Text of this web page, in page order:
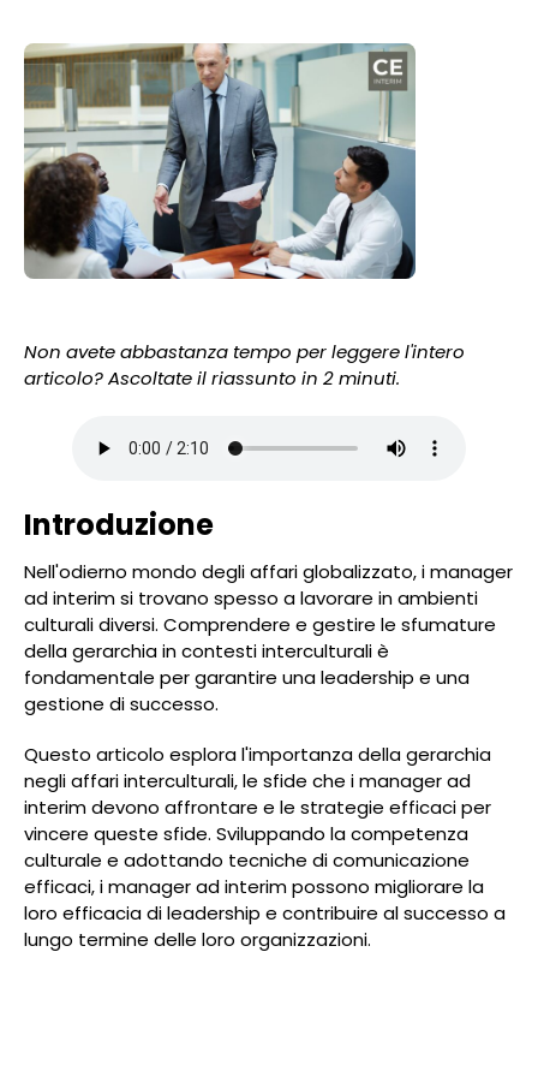
Non avete abbastanza tempo per leggere l'intero
articolo? Ascoltate il riassunto in 2 minuti.
Introduzione
Nell'odierno mondo degli affari globalizzato, i manager
ad interim si trovano spesso a lavorare in ambienti
culturali diversi. Comprendere e gestire le sfumature
della gerarchia in contesti interculturali è
fondamentale per garantire una leadership e una
gestione di successo.
Questo articolo esplora l'importanza della gerarchia
negli affari interculturali, le sfide che i manager ad
interim devono affrontare e le strategie efficaci per
vincere queste sfide. Sviluppando la competenza
culturale e adottando tecniche di comunicazione
efficaci, i manager ad interim possono migliorare la
loro efficacia di leadership e contribuire al successo a
lungo termine delle loro organizzazioni.